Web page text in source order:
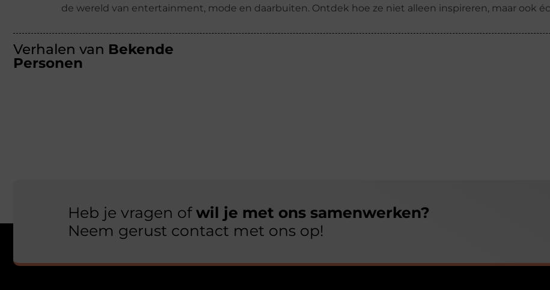
de wereld van entertainment, mode en daarbuiten. Ontdek hoe ze niet alleen inspireren, maar ook
Verhalen van Bekende
Personen
Heb je vragen ofwil je met ons samenwerken?
Neem gerust contact met ons op!